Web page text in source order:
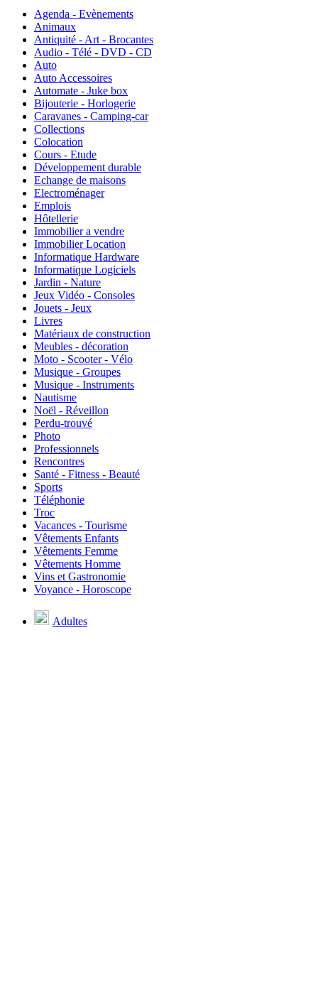
Agenda - Evènements
Animaux
Antiquité - Art - Brocantes
Audio - Télé - DVD - CD
Auto
Auto Accessoires
Automate - Juke box
Bijouterie - Horlogerie
Caravanes - Camping-car
Collections
Colocation
Cours - Etude
Développement durable
Echange de maisons
Electroménager
Emplois
Hôtellerie
Immobilier a vendre
Immobilier Location
Informatique Hardware
Informatique Logiciels
Jardin - Nature
Jeux Vidéo - Consoles
Jouets - Jeux
Livres
Matériaux de construction
Meubles - décoration
Moto - Scooter - Vélo
Musique - Groupes
Musique - Instruments
Nautisme
Noël - Réveillon
Perdu-trouvé
Photo
Professionnels
Rencontres
Santé - Fitness - Beauté
Sports
Téléphonie
Troc
Vacances - Tourisme
Vêtements Enfants
Vêtements Femme
Vêtements Homme
Vins et Gastronomie
Voyance - Horoscope
Adultes